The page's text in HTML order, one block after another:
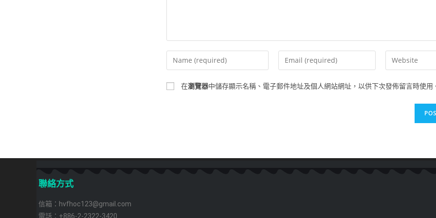
在瀏覽器中儲存顯示名稱、電子郵件地址及個人網站網址，以供下次發佈留言時使用
聯絡方式
信箱：hvfhoc123@gmail.com
電話：+886-2-2322-3420